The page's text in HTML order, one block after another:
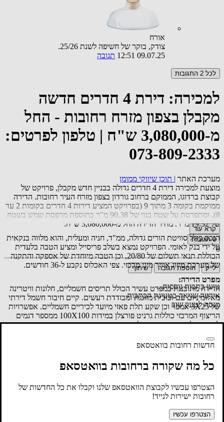
אורח
צודק, בוקר של חשיפה לשנת 25/26.
09.07.25 12:51
תגובה
לכל 2 התגובות
למכירה: דירת 4 חדרים חדשה
מקבלן בצפון מזרח רחובות - החל
מ-3,080,000 ש"ח | טלפון לפרטים:
073-809-2333
מערכת האתר | תוכן שיווקי ממומן
מוצעת למכירה דירת 4 חדרים גדולה בבניין חדש מקבלן, פרויקט של
קבוצת ברדוגו, הממוקם ברחוב גורדון בצפון מזרח העיר רחובות. הדירה
ממוקמת בקומה 3 מתוך 9 (בפרויקט המציע דירות 4 חדרים בקומות 2 עד
8), ומתפרסת על שטח בנוי של 90.38 מ"ר בתוספת מרפסת שמש בשטח
של 19.32 מ"ר. מחיר הדירה החל מ-3,080,000 ש"ח.
הנכס כולל סוויטת הורים גדולה, ממ"ד, חניה ומעלית, והוא מלווה בנקאית
על ידי בנק לאומי. הפרויקט נמצא בשלב פריסייל ומציע הטבה בלעדית
הכוללת תנאי תשלום של 20/80, וכן הטבה מיוחדת של אספקה והתקנה
של מערכת מיזוג אוויר מיני מרכזי. צפי האכלוס נקבע ל-36 חודשים.
מפרט הדירה:
הדירה מתוכננת במפרט עשיר הכולל תריסים חשמליים, חלונות וויטרינה
מאלומיניום עם זכוכית מזוגגת ומבודדת רעשים. קיים חיבור חשמל דירתי
של 3X25 אמפר וכן שקע תלת פאזי מיועד לכיריים חשמליים. אפשרויות
הריצוף המרכזי כוללות גרניט פורצלן במידות 100X100 ממספר דגמים
לבחירה, לצד מספר דגמים לבחירה עבור ריצוף החדרים. חדרי הרחצה
תלויות, מיכלי הדחה סמויים, וארונות המשלבים כיור ומראה. אזור המטבח
שיש אבן קיסר (במספר דגמים לבחירה) וכיור בהתקנה שטוחה. בנוסף,
הנכס מצויד במערכת סולארית עם דוד של 150 ליטרים ונקודת תקשורת
נקודת גז ומים.
מפרט הבניין:
הבניין מתאפיין בחיפוי דקורטיבי, חדיש ומעוצב, וכולל לובי יוקרתי, מפואר
ומאובזר. מותקנות מעליות חדישות ומתקדמות, ומערכת אינטרקום
קרא עוד
0תגובות
0
לייק הוספת תגובה שיתוף
טוען כתבות נוספות...
אירעה שגיאה בטעינת הכתבות
מנסה לטעון שוב
חדשות רחובות בוואטסאפ
כל מה שקורה ברחובות בוואטסאפ
הצטרפו עכשיו לקבוצת הוואטסאפ שלנו וקבלו את כל החדשות של
רחובות ישירות לנייד!
הצטרפו עכשיו